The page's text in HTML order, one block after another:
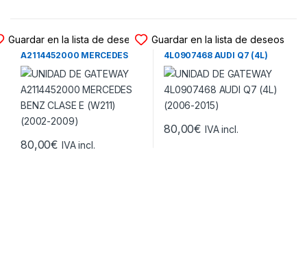
Guardar en la lista de deseos
UNIDAD DE GATEWAY
A2114452000 MERCEDES
BENZ CLASE E (W211)
(2002-2009)
80,00€ IVA incl.
Guardar en la lista de deseos
UNIDAD DE GATEWAY
4L0907468 AUDI Q7 (4L)
(2006-2015)
80,00€ IVA incl.